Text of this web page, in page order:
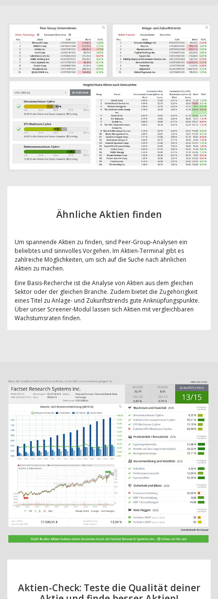
Ähnliche Aktien finden
Um spannende Aktien zu finden, sind Peer-Group-Analysen ein
beliebtes und sinnvolles Vorgehen. Im Aktien-Terminal gibt es
zahlreiche Möglichkeiten, um sich auf die Suche nach ähnlichen
Aktien zu machen.
Eine Basis-Recherche ist die Analyse von Aktien aus dem gleichen
Sektor oder der gleichen Branche. Zudem bietet die Zugehörigkeit
eines Titel zu Anlage- und Zukunftstrends gute Anknüpfungspunkte.
Über unser Screener-Modul lassen sich Aktien mit vergleichbaren
Wachstumsraten finden.
Aktien-Check: Teste die Qualität deiner